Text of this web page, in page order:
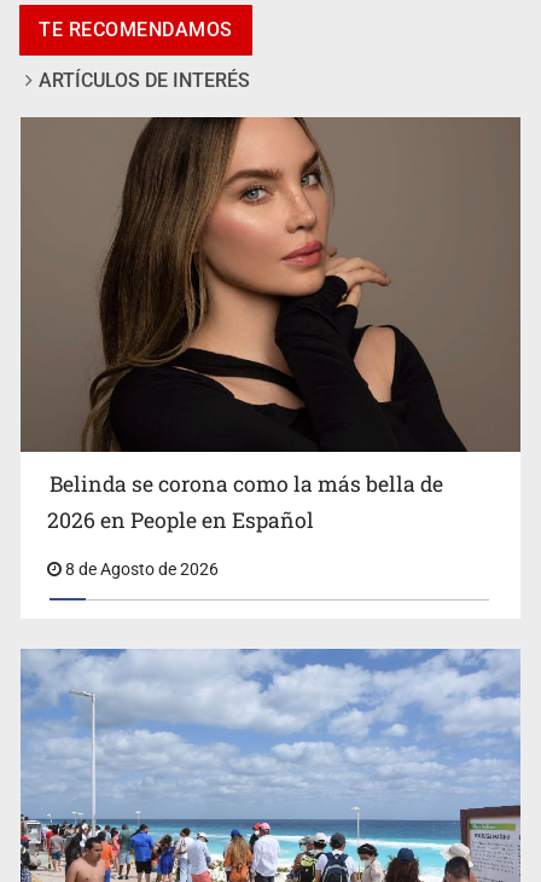
vecinos en Mirador de San Isidro
Ciclosporiasis no representa un riesgo epidemiológico
masivo
EU reanudará este sábado inspecciones de aguacate en
Michoacán
TE RECOMENDAMOS
ARTÍCULOS DE INTERÉS
Belinda se corona como la más bella de
2026 en People en Español
8 de Agosto de 2026